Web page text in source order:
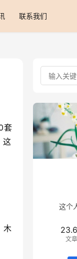
联系我们
套
这
木
这个
文章